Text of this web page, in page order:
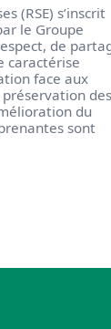
(RSE) s’inscrit
le Groupe
de
caractérise
face aux
des
du
sont